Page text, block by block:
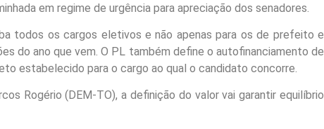
em regime de urgência para apreciação dos senadores.
todos os cargos eletivos e não apenas para os de prefeito e
do ano que vem. O PL também define o autofinanciamento de
estabelecido para o cargo ao qual o candidato concorre.
Rogério (DEM-TO), a definição do valor vai garantir equilíbrio